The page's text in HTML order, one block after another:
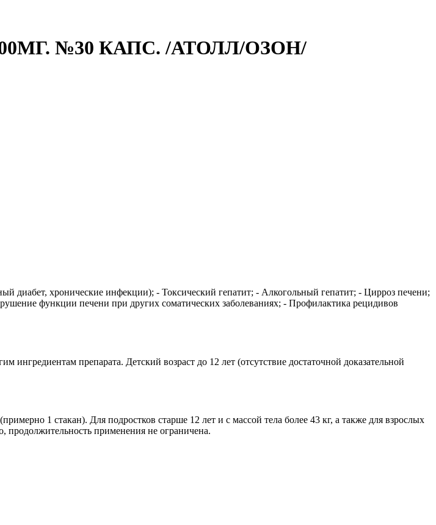
№30 КАПС. /АТОЛЛ/ОЗОН/
диабет, хронические инфекции); - Токсический гепатит; - Алкогольный гепатит; - Цирроз печени;
функции печени при других соматических заболеваниях; - Профилактика рецидивов
препарата. Детский возраст до 12 лет (отсутствие достаточной доказательной
1 стакан). Для подростков старше 12 лет и с массой тела более 43 кг, а также для взрослых
продолжительность применения не ограничена.